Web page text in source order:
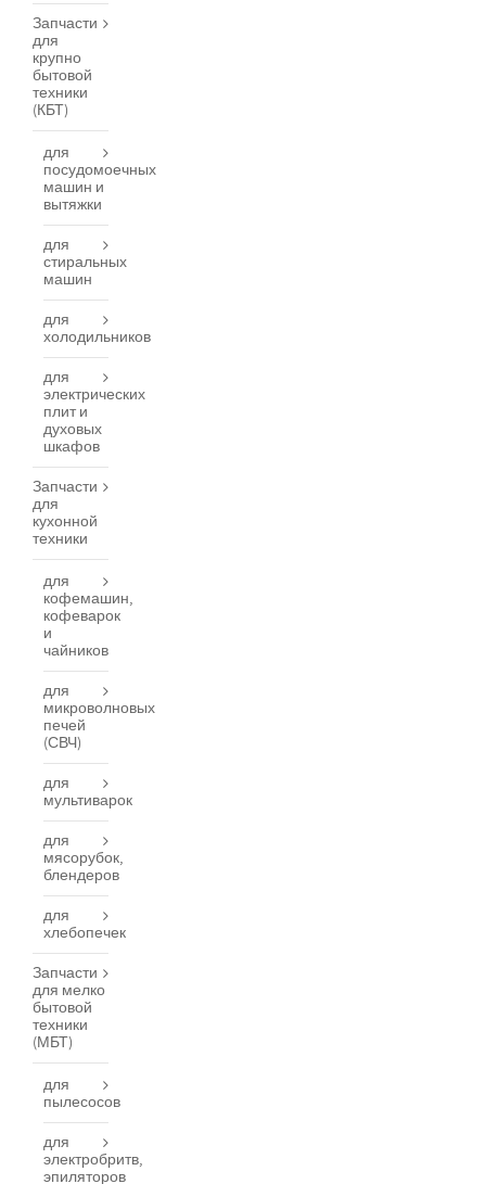
Запчасти
для
крупно
бытовой
техники
(КБТ)
для
посудомоечных
машин и
вытяжки
для
стиральных
машин
для
холодильников
для
электрических
плит и
духовых
шкафов
Запчасти
для
кухонной
техники
для
кофемашин,
кофеварок
и
чайников
для
микроволновых
печей
(СВЧ)
для
мультиварок
для
мясорубок,
блендеров
для
хлебопечек
Запчасти
для мелко
бытовой
техники
(МБТ)
для
пылесосов
для
электробритв,
эпиляторов